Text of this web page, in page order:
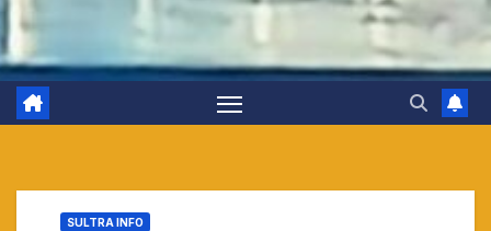
SULTRA INFO